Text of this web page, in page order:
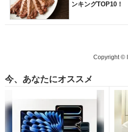
ンキングTOP10！
Copyright ©
今、あなたにオススメ